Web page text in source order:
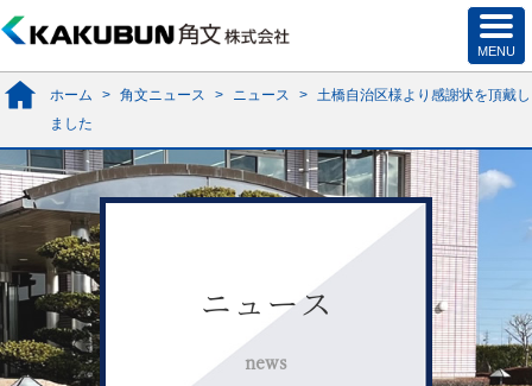
ホーム > 角文ニュース > ニュース > 土橋自治区様より感謝状を頂戴し
ました
ニュース
news